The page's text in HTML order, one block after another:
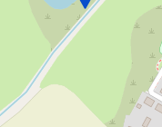
von Daten aus